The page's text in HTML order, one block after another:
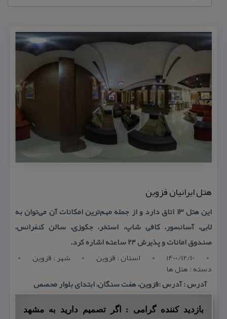
هتل ایرانیان قزوین
این هتل ۱۳ اتاق دارد و از جمله مهم‌ترین امكانات آن می‌توان به
لابی، آسانسور، كافی شاپ، استخر، جكوزی، سالن كنفرانس،
صندوق امانات و پذیرش ۲۴ ساعته اشاره كرد.
1400/12/10
استان : قزوين شهر : قزوين
دسته : هتل ها
آدرس : آدرس :قزوین، هفت سنگان، ابتدای بلوار محصص
بازدید کننده گرامی : اگر تصمیم دارید به مشهد